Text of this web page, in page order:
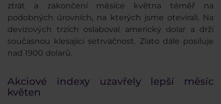
ztrát a zakončení měsíce května téměř na
podobných úrovních, na kterých jsme otevírali. Na
devizových trzích oslaboval americký dolar a drží
současnou klesající setrvačnost. Zlato dále posiluje
nad 1900 dolarů.
Akciové indexy uzavřely lepší měsíc
květen